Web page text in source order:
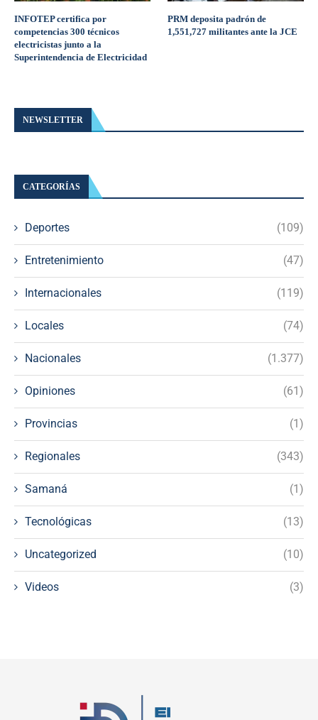
INFOTEP certifica por
competencias 300 técnicos
electricistas junto a la
Superintendencia de Electricidad
PRM deposita padrón de
1,551,727 militantes ante la JCE
NEWSLETTER
CATEGORÍAS
Deportes (109)
Entretenimiento (47)
Internacionales (119)
Locales (74)
Nacionales (1.377)
Opiniones (61)
Provincias (1)
Regionales (343)
Samaná (1)
Tecnológicas (13)
Uncategorized (10)
Videos (3)